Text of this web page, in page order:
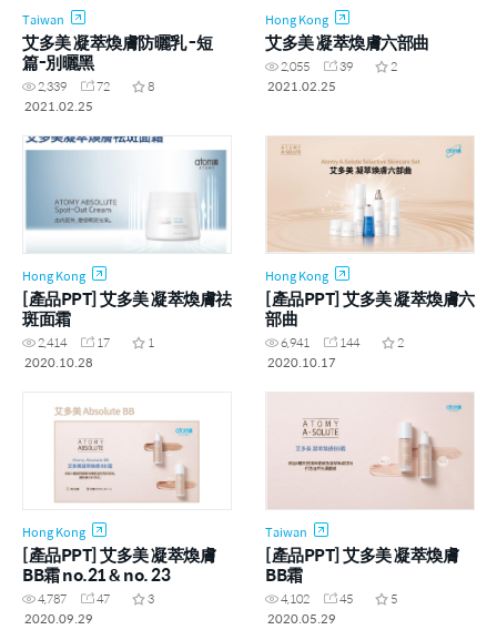
Taiwan
艾多美 凝萃煥膚防曬乳 -短
篇-別曬黑
2,339 72
8
2021.02.25
Hong Kong
艾多美 凝萃煥膚六部曲
2,055 39
2
2021.02.25
Hong Kong
[產品PPT] 艾多美 凝萃煥膚祛
斑面霜
2,414 17
1
2020.10.28
Hong Kong
[產品PPT] 艾多美 凝萃煥膚六
部曲
6,941 144
2
2020.10.17
Hong Kong
[產品PPT] 艾多美 凝萃煥膚
BB霜 no.21 & no. 23
4,787 47
3
2020.09.29
Taiwan
[產品PPT] 艾多美 凝萃煥膚
BB霜
4,102 45
5
2020.05.29